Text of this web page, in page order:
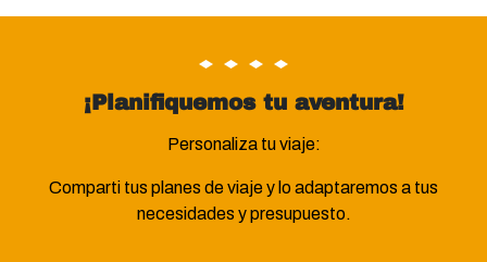
¡Planifiquemos tu aventura!
Personaliza tu viaje:
Comparti tus planes de viaje y lo adaptaremos a tus
necesidades y presupuesto.